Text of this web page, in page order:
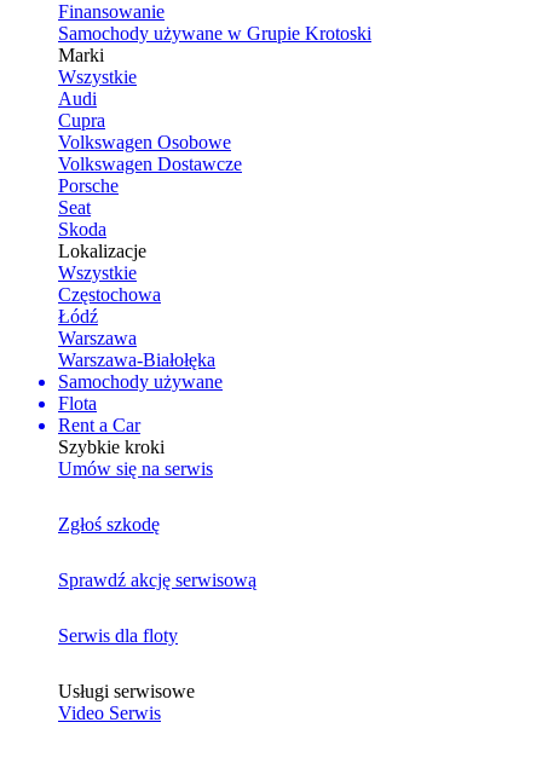
Finansowanie
Samochody używane w Grupie Krotoski
Marki
Wszystkie
Audi
Cupra
Volkswagen Osobowe
Volkswagen Dostawcze
Porsche
Seat
Skoda
Lokalizacje
Wszystkie
Częstochowa
Łódź
Warszawa
Warszawa-Białołęka
Samochody używane
Flota
Rent a Car
Szybkie kroki
Umów się na serwis
Zgłoś szkodę
Sprawdź akcję serwisową
Serwis dla floty
Usługi serwisowe
Video Serwis